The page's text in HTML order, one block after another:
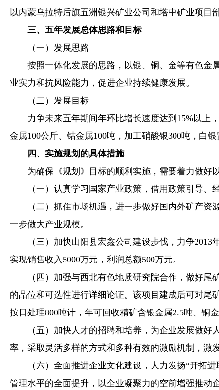
以内蒙乌拉特后旗五洲银兴矿业公司和塔中矿业项目
三、五年发展总体思路和目标
（一）发展思路
按照一体化发展的思路，以银、铜、金等有色金属
业实力和抗风险能力，促进企业持续健康发展。
（二）发展目标
力争未来五年期间年环比增长速度达到15%以上，
金属100公斤、钴金属100吨，加工硝酸银300吨，白
四、实施规划的具体措施
为确保《规划》目标的顺利实施，需要着力做好
（一）认真学习国家产业政策，借用政策引导、
（二）抓住市场机遇，进一步做好国内外矿产资源
一步做大产业规模。
（三）加快山阳县宏鑫公司建设步伐，力争2013年
实现销售收入5000万元，利润总额500万元。
（四）加强与西北有色地质研究院合作，做好尾矿
的品位和可选性进行详细论证。该项目建成后可对尾
按日处理800吨计，年可回收精矿含银金属2.5吨、铜
（五）加快人才的招聘和培养，为企业发展做好人
率，采取灵活多样的方式和多种有效的激励机制，激
（六）全面推进企业文化建设，大力发扬“开拓进
管理水平的全面提升，以企业凝聚力的空前增强推动